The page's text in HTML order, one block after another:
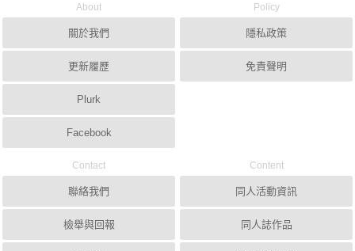
About
關於我們
更新履歷
Plurk
Facebook
Policy
隱私政策
免責聲明
Contact
聯絡我們
檢舉與回報
Content
同人活動資訊
同人誌作品